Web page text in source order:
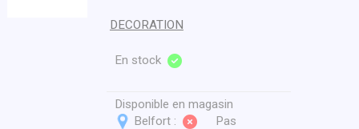
DECORATION
En stock
Disponible en magasin
Belfort :
Pas